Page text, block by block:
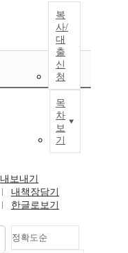
복
사/
대
출
신
청
목
차
보
기
내보내기
내책장담기
한글로보기
정확도순